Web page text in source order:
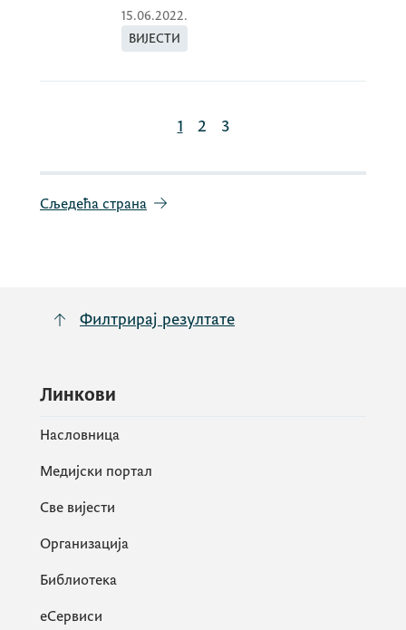
15.06.2022.
ВИЈЕСТИ
1 2 3
Сљедећа страна
Филтрирај резултате
Линкови
Насловница
Медијски портал
Све вијести
Организација
Библиотека
еСервиси